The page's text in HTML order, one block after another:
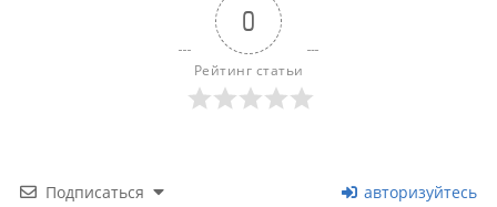
0
Рейтинг статьи
Подписаться авторизуйтесь